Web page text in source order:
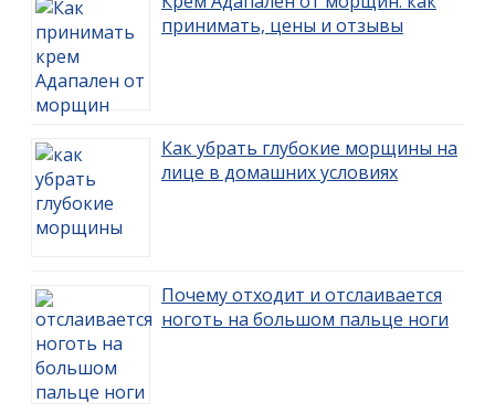
принимать, цены и отзывы
Как убрать глубокие морщины на
лице в домашних условиях
Почему отходит и отслаивается
ноготь на большом пальце ноги